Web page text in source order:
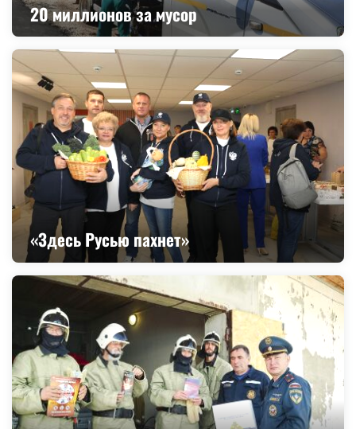
20 миллионов за мусор
«Здесь Русью пахнет»